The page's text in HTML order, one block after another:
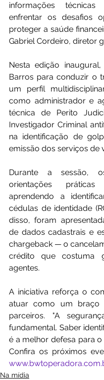
informações
enfrentar os desafios
proteger a saúde
Gabriel Cordeiro, diretor
Nesta edição
Barros para conduzir o
um perfil
como administrador e
técnica de Perito
Investigador Criminal
na identificação de
emissão dos serviços de
Durante a sessão,
orientações práticas
aprendendo a
cédulas de identidade
disso, foram
de dados cadastrais e
chargeback — o
crédito que costuma
agentes.
A iniciativa reforça o
atuar como um braço
parceiros. "A
fundamental. Saber
é a melhor defesa para
Na mídia